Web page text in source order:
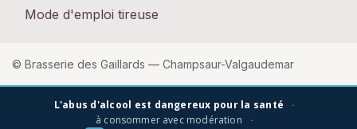
Mode d'emploi tireuse
© Brasserie des Gaillards — Champsaur-Valgaudemar
L'abus d'alcool est dangereux pour la santé
·
à consommer avec modération
·